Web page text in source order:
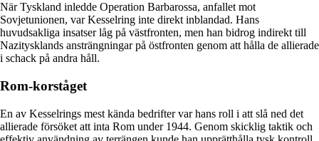
När Tyskland inledde Operation Barbarossa, anfallet mot
Sovjetunionen, var Kesselring inte direkt inblandad. Hans
huvudsakliga insatser låg på västfronten, men han bidrog indirekt till
Nazitysklands ansträngningar på östfronten genom att hålla de allierade
i schack på andra håll.
Rom-korståget
En av Kesselrings mest kända bedrifter var hans roll i att slå ned det
allierade försöket att inta Rom under 1944. Genom skicklig taktik och